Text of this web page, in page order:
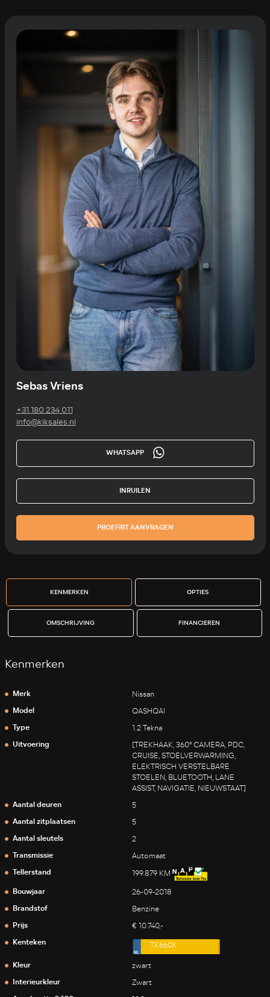
Sebas Vriens
+31 180 234 011
info@kiksales.nl
WHATSAPP
INRUILEN
PROEFRIT AANVRAGEN
KENMERKEN OPTIES
OMSCHRIJVING FINANCIEREN
Kenmerken
Merk Nissan
Model QASHQAI
Type 1.2 Tekna
Uitvoering
[TREKHAAK, 360° CAMERA, PDC,
CRUISE, STOELVERWARMING,
ELEKTRISCH VERSTELBARE
STOELEN, BLUETOOTH, LANE
ASSIST, NAVIGATIE, NIEUWSTAAT]
Aantal deuren 5
Aantal zitplaatsen 5
Aantal sleutels 2
Transmissie Automaat
Tellerstand 199.879 KM
Bouwjaar 26-09-2018
Brandstof Benzine
Prijs € 10.740,-
Kenteken TK660X
Kleur zwart
Interieurkleur Zwart